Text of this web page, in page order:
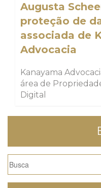
Augusta
proteção de
associada de
Advocacia
Kanayama
área de
Digital